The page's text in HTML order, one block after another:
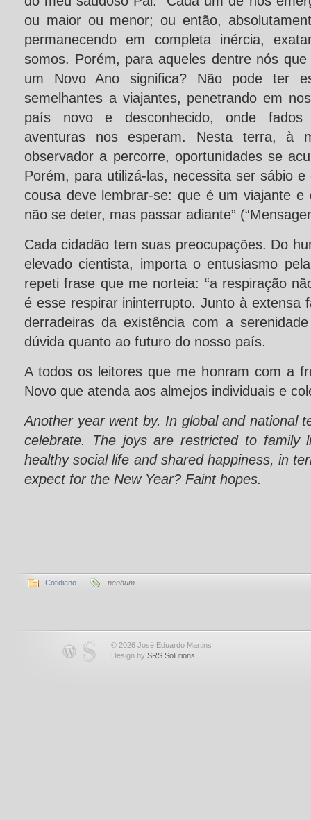
ou maior ou menor; ou então,
permanecendo em completa inércia,
somos. Porém, para aqueles dentre nós
um Novo Ano significa? Não pode ter
semelhantes a viajantes, penetrando em
país novo e desconhecido, onde fados
aventuras nos esperam. Nesta terra, à
observador a percorre, oportunidades se
Porém, para utilizá-las, necessita ser sábio
cousa deve lembrar-se: que é um viajante
não se deter, mas passar adiante”
Cada cidadão tem suas preocupações. Do
elevado cientista, importa o entusiasmo
repeti frase que me norteia: “a respiração
é esse respirar ininterrupto. Junto à extensa
derradeiras da existência com a
dúvida quanto ao futuro do nosso país.
A todos os leitores que me honram com a
Novo que atenda aos almejos individuais e
Another year went by. In global and national
celebrate. The joys are restricted to family
healthy social life and shared happiness, in
expect for the New Year? Fainthopes.
Cotidiano nenhum
© 2026 José Eduardo Martins
Design by SRS Solutions